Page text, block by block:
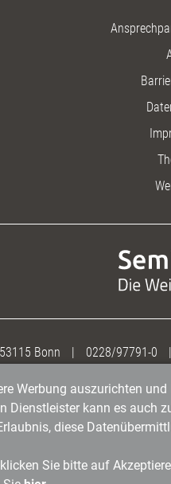
Bonn | 0228/97791-0 |
Werbung auszurichten
Dienstleister kann es auch
diese
Sie bitte auf